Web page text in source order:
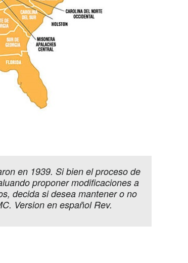
en 1939. Si bien el proceso de
proponer modificaciones a
decida si desea mantener o no
Version en español Rev.